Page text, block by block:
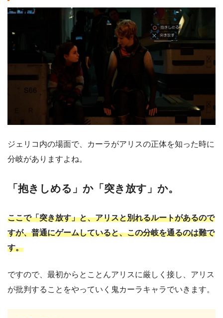
ジェリコ内の場面で、カーラがアリスの正体を知った時に
分岐がありますよね。
「抱きしめる」か「突き放す」か。
ここで「突き放す」と、アリスと別れるルートがあるので
すが、普通にゲームしていると、この分岐を通るのは難で
す。
ですので、最初からとことんアリスに厳しく接し、アリス
が批判することをやっていく鬼カーラキャラでいきます。